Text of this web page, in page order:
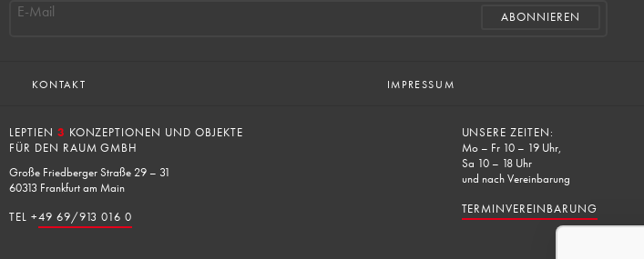
E-Mail
KONTAKT IMPRESSUM
LEPTIEN 3 KONZEPTIONEN UND OBJEKTE
FÜR DEN RAUM GMBH
Große Friedberger Straße 29 – 31
60313 Frankfurt am Main
TEL +49 69/913 016 0
UNSERE ZEITEN:
Mo – Fr 10 – 19 Uhr,
Sa 10 – 18 Uhr
und nach Vereinbarung
TERMINVEREINBARUNG